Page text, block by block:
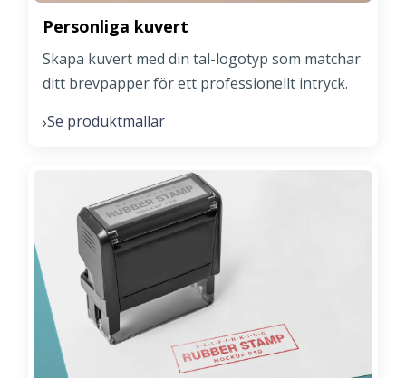
Personliga kuvert
Skapa kuvert med din tal-logotyp som matchar
ditt brevpapper för ett professionellt intryck.
›Se produktmallar